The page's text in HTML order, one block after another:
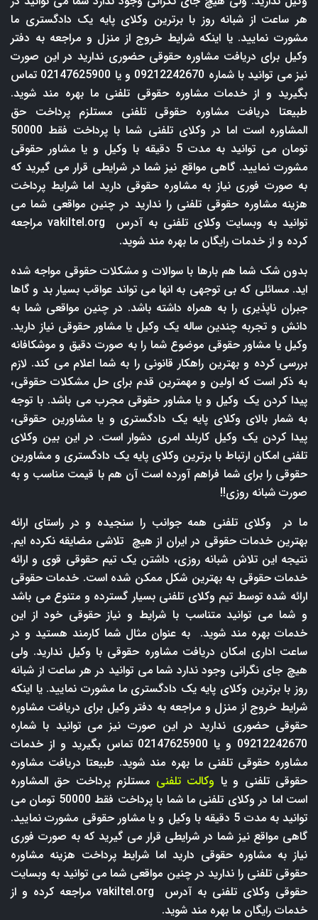
هر ساعت از شبانه روز با برترین وکلای پایه یک دادگستری ما
مشورت نمایید. یا اینکه شرایط خروج از منزل و مراجعه به دفتر
وکیل برای دریافت مشاوره حقوقی حضوری ندارید در این صورت
نیز می توانید با شماره 09212242670 و یا 02147625900 تماس
بگیرید و از خدمات مشاوره حقوقی تلفنی ما بهره مند شوید.
طبیعتا دریافت مشاوره حقوقی تلفنی مستلزم پرداخت حق
المشاوره است اما در وکلای تلفنی شما با پرداخت فقط 50000
تومان می توانید به مدت 5 دقیقه با وکیل و یا مشاور حقوقی
مشورت نمایید. گاهی مواقع نیز شما در شرایطی قرار می گیرید که
به صورت فوری نیاز به مشاوره حقوقی دارید اما شرایط پرداخت
هزینه مشاوره حقوقی تلفنی را ندارید در چنین مواقعی شما می
توانید به وبسایت وکلای تلفنی به آدرس
vakiltel.org مراجعه
کرده و از خدمات رایگان ما بهره مند شوید.
بدون شک شما هم بارها با سوالات و مشکلات حقوقی مواجه شده
اید. مسائلی که بی توجهی به انها می تواند عواقب بسیار بد و گاها
جبران ناپذیری را به همراه داشته باشد. در چنین مواقعی شما به
دانش و تجربه چندین ساله یک وکیل یا مشاور حقوقی نیاز دارید.
وکیل یا مشاور حقوقی موضوع شما را به صورت دقیق و موشکافانه
بررسی کرده و بهترین راهکار قانونی را به شما اعلام می کند. لازم
به ذکر است که اولین و مهمترین قدم برای حل مشکلات حقوقی،
پیدا کردن یک وکیل و یا مشاور حقوقی مجرب می باشد. با توجه
به شمار بالای وکلای پایه یک دادگستری و یا مشاورین حقوقی،
پیدا کردن یک وکیل کاربلد امری دشوار است. در این بین وکلای
تلفنی امکان ارتباط با برترین وکلای پایه یک دادگستری و مشاورین
حقوقی را برای شما فراهم آورده است آن هم با قیمت مناسب و به
صورت شبانه روزی!!
ما در وکلای تلفنی همه جوانب را سنجیده و در راستای ارائه
بهترین خدمات حقوقی در ایران از هیچ تلاشی مضایقه نکرده ایم.
نتیجه این تلاش شبانه روزی، داشتن یک تیم حقوقی قوی و ارائه
خدمات حقوقی به بهترین شکل ممکن شده است. خدمات حقوقی
ارائه شده توسط تیم وکلای تلفنی بسیار گسترده و متنوع می باشد
و شما می توانید متناسب با شرایط و نیاز حقوقی خود از این
خدمات بهره مند شوید. به عنوان مثال شما کارمند هستید و در
ساعت اداری امکان دریافت مشاوره حقوقی با وکیل ندارید. ولی
هیچ جای نگرانی وجود ندارد شما می توانید در هر ساعت از شبانه
روز با برترین وکلای پایه یک دادگستری ما مشورت نمایید. یا اینکه
شرایط خروج از منزل و مراجعه به دفتر وکیل برای دریافت مشاوره
حقوقی حضوری ندارید در این صورت نیز می توانید با شماره
09212242670 و یا 02147625900 تماس بگیرید و از خدمات
مشاوره حقوقی تلفنی ما بهره مند شوید. طبیعتا دریافت مشاوره
حقوقی تلفنی و یا وکالت تلفنی مستلزم پرداخت حق المشاوره
است اما در وکلای تلفنی ما شما با پرداخت فقط 50000 تومان می
توانید به مدت 5 دقیقه با وکیل و یا مشاور حقوقی مشورت نمایید.
گاهی مواقع نیز شما در شرایطی قرار می گیرید که به صورت فوری
نیاز به مشاوره حقوقی دارید اما شرایط پرداخت هزینه مشاوره
حقوقی تلفنی را ندارید در چنین مواقعی شما می توانید به وبسایت
حقوقی وکلای تلفنی به آدرس
vakiltel.org مراجعه کرده و از
خدمات رایگان ما بهره مند شوید.